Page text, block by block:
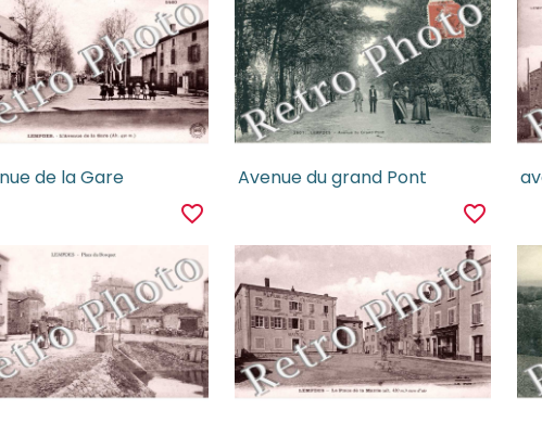
de la Gare
favorite_border
Avenue du grand Pont
favorite_border